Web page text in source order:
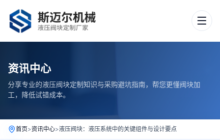
资讯中心
分享专业的液压阀块定制知识与采购避坑指南，帮您更懂阀块加
工，降低试错成本。
首页>资讯中心>液压阀块：液压系统中的关键组件与设计要点